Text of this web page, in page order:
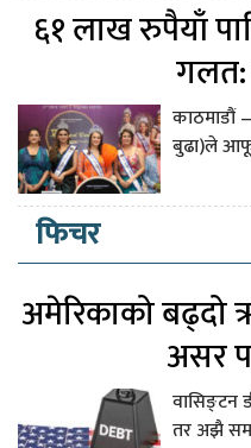
६१ लाख रुपैयाँ
गलत:
काठमाडौं
बुढा)ले
फिचर
अमेरिकाको बढ्दो
असर
वासिङ्टन
तर अझै